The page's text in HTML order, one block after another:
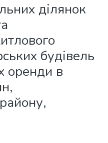
ділянок
будівель
оренди в